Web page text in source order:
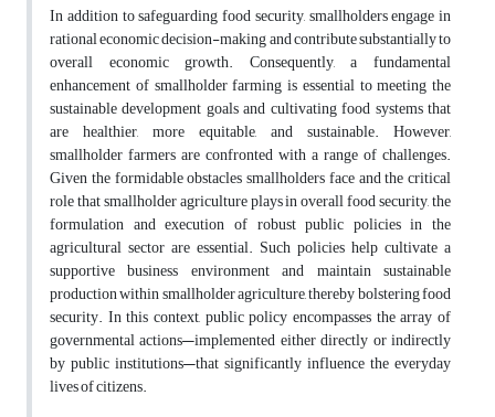
In addition to safeguarding food security, smallholders engage in
rational economic decision-making and contribute substantially to
overall economic growth. Consequently, a fundamental
enhancement of smallholder farming is essential to meeting the
sustainable development goals and cultivating food systems that
are healthier, more equitable, and sustainable. However,
smallholder farmers are confronted with a range of challenges.
Given the formidable obstacles smallholders face and the critical
role that smallholder agriculture plays in overall food security, the
formulation and execution of robust public policies in the
agricultural sector are essential. Such policies help cultivate a
supportive business environment and maintain sustainable
production within smallholder agriculture, thereby bolstering food
security. In this context, public policy encompasses the array of
governmental actions—implemented either directly or indirectly
by public institutions—that significantly influence the everyday
lives of citizens.